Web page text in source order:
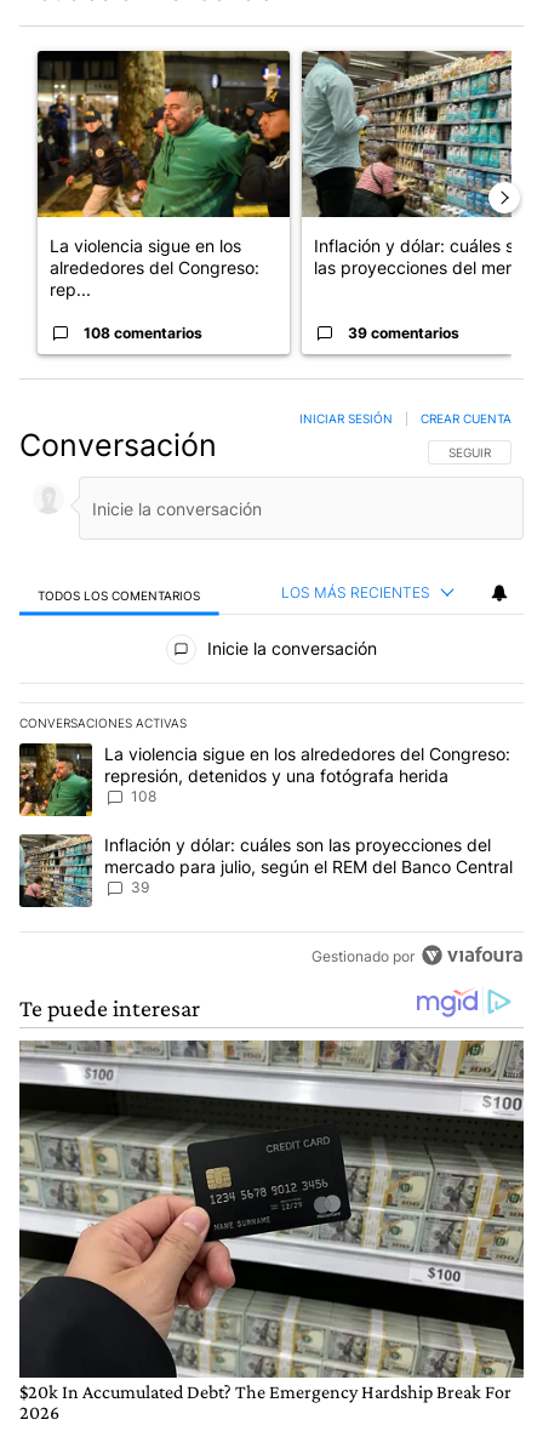
Un artículo de tendencia con el título "La violencia sigue en
La violencia sigue en los
alrededores del Congreso:
rep...
108 comentarios
Un artículo de tendencia con
Inflación y dólar: cuáles son
las proyecciones del merc...
39 comentarios
Conversación SIGA ESTA
SEGUIR
INICIAR SESIÓN CREAR CUENTA
TODOS LOS COMENTARIOS LOS MÁS RECIENTES
Todos los comentarios
Inicie la conversación
CONVERSACIONES ACTIVAS
Este listado muestra los artículos con más comentarios en los
Un artículo de tendencia con el título "La violencia sigue en los
La violencia sigue en los alrededores del Congreso:
represión, detenidos y una fotógrafa herida
108
Un artículo de tendencia con el título "Inflación y dólar: cuáles
Inflación y dólar: cuáles son las proyecciones del
mercado para julio, según el REM del Banco Central
39
Gestionado por